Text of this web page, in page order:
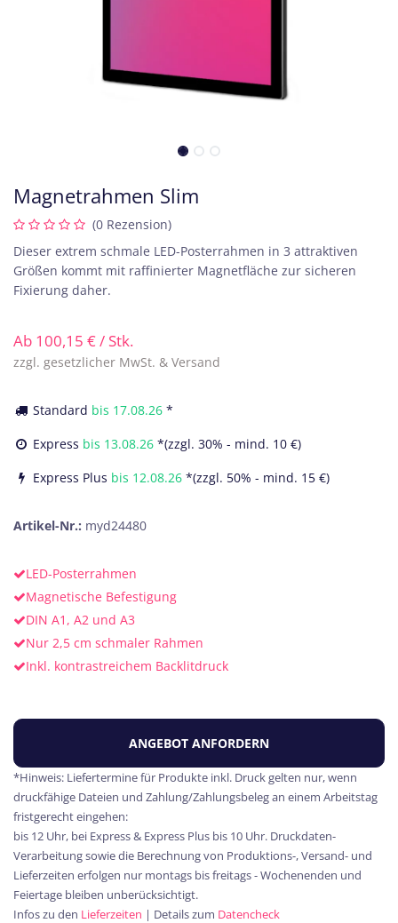
Magnetrahmen Slim
(0 Rezension)
Dieser extrem schmale LED-Posterrahmen in 3 attraktiven
Größen kommt mit raffinierter Magnetfläche zur sicheren
Fixierung daher.
Ab 100,15 €/ Stk.
zzgl. gesetzlicher MwSt. & Versand
Standard bis 17.08.26 *
Express bis 13.08.26 *(zzgl. 30% - mind. 10 €)
Express Plus bis 12.08.26 *(zzgl. 50% - mind. 15 €)
Artikel-Nr.: myd24480
LED-Posterrahmen
Magnetische Befestigung
DIN A1, A2 und A3
Nur 2,5 cm schmaler Rahmen
Inkl. kontrastreichem Backlitdruck
ANGEBOT ANFORDERN
*Hinweis: Liefertermine für Produkte inkl. Druck gelten nur, wenn
druckfähige Dateien und Zahlung/Zahlungsbeleg an einem Arbeitstag
fristgerecht eingehen:
bis 12 Uhr, bei Express & Express Plus bis 10 Uhr. Druckdaten-
Verarbeitung sowie die Berechnung von Produktions-, Versand- und
Lieferzeiten erfolgen nur montags bis freitags - Wochenenden und
Feiertage bleiben unberücksichtigt.
Infos zu den Lieferzeiten | Details zum Datencheck